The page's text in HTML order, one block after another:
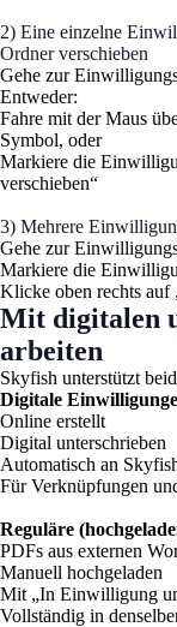
2) Eine einzelne
Ordner verschieben
Gehe zur
Entweder:
Fahre mit der Maus
Symbol, oder
Markiere die
verschieben“
3) Mehrere
Gehe zur
Markiere die
Klicke oben rechts auf
Mit digitalen
arbeiten
Skyfish unterstützt
Digitale
Online erstellt
Digital unterschrieben
Automatisch an
Für Verknüpfungen
Reguläre
PDFs aus externen
Manuell hochgeladen
Mit „In Einwilligung
Vollständig in